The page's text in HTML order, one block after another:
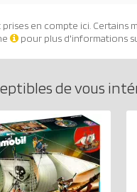
prises en compte ici. Certains
pour plus d'informations
de vous